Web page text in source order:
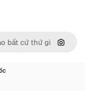
Tìm